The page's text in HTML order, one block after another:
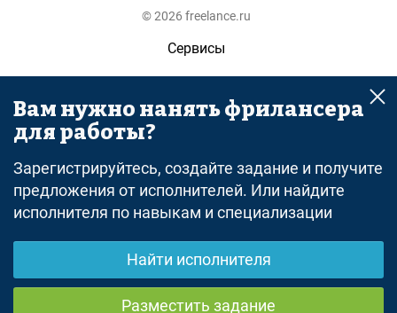
© 2026 freelance.ru
Сервисы
Поиск
Оферта
Политика конфиденциальности
Дисклеймер о ЗоЗПП
Отказ от ответственности
Вам нужно нанять фрилансера
для работы?
Зарегистрируйтесь, создайте задание и получите
предложения от исполнителей. Или найдите
исполнителя по навыкам и специализации
Найти исполнителя
Разместить задание